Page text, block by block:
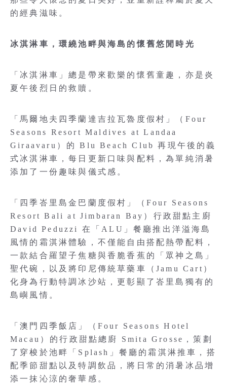
的經典滋味。
冰淇淋車，環繞池畔與海島的懷舊悠閒時光
「冰淇淋車」總是帶來歡樂的懷舊童趣，亦是炎
夏午後烈日的救贖。
「馬爾地夫四季蘭達吉拉瓦魯度假村」（Four
Seasons Resort Maldives at Landaa
Giraavaru）的 Blu Beach Club 再現午後的義
式冰淇淋車，每日更新口味與配料，為單純消暑
添加了一份趣味與儀式感。
「四季峇里島金巴蘭度假村」（Four Seasons
Resort Bali at Jimbaran Bay）行政甜點主廚
David Peduzzi 在「ALU」餐廳推出洋溢海島
風情的霜淇淋體驗，不僅能自由搭配熱帶配料，
一款結合羅望子焦糖與香脆香蕉的「眾神之島」
聖代碗，以及將印尼傳統草藥車（Jamu Cart）
化身為行動特調冰沙站，更彰顯了峇里島獨有的
島嶼風情。
「澳門四季飯店」（Four Seasons Hotel
Macau）的行政甜點總廚 Smita Grosse，策劃
了穿梭於池畔「Splash」餐廳的霜淇淋推車，搭
配季節甜點以及特調飲品，將日常的消暑冰品增
添一抹沁涼的奢華感。